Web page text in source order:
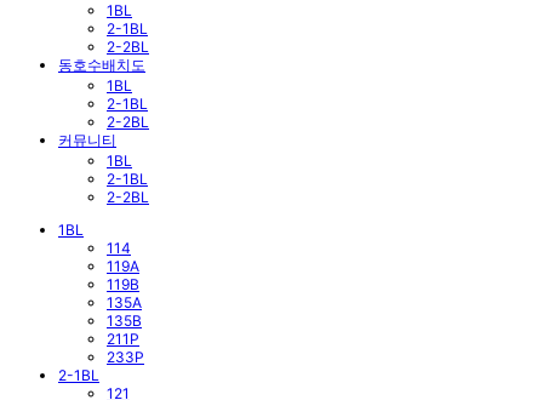
1BL
2-1BL
2-2BL
동호수배치도
1BL
2-1BL
2-2BL
커뮤니티
1BL
2-1BL
2-2BL
1BL
114
119A
119B
135A
135B
211P
233P
2-1BL
121